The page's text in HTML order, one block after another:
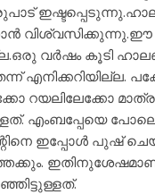
വിശ്വസിക്കുന്നു.ഈ
വർഷം കൂടി
എനിക്കറിയില്ല.
റയലിലേക്കോ
എംബപ്പേയെ പോലെ
ഇപ്പോൾ പുഷ്